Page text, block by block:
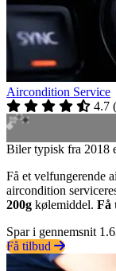
Aircondition Service
4.7 (
Biler typisk fra 2018
Få et velfungerende
aircondition
200g kølemiddel. Få
Spar i gennemsnit
Få tilbud